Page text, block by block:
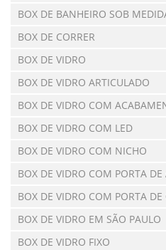
BOX DE BANHEIRO SOB
BOX DE CORRER
BOX DE VIDRO
BOX DE VIDRO ARTICULADO
BOX DE VIDRO COM
BOX DE VIDRO COM LED
BOX DE VIDRO COM NICHO
BOX DE VIDRO COM PORTA DE
BOX DE VIDRO COM PORTA DE
BOX DE VIDRO EM SÃO PAULO
BOX DE VIDRO FIXO